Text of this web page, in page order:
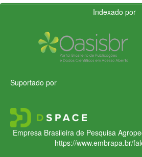
Indexado por
Suportado por
Empresa Brasileira de Pesquisa
https://www.embrapa.br/